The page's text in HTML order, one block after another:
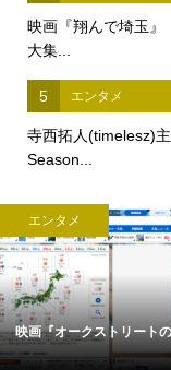
映画『翔んで埼玉
大集...
5 エンタメ
寺西拓人(timelesz)
Season...
エンタメ
映画『オークストリート